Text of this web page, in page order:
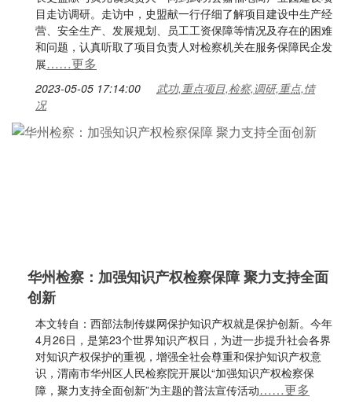
目走访调研。走访中，史盟献一行仔细了解项目建设中生产经
营、安全生产、发展规划、员工工资保障等情况及存在的困难
和问题，认真听取了项目负责人对检察机关在服务保障民企发
展……更多
2023-05-05 17:14:00
武功,重点项目,检察,调研,重点,情
况
华州检察：加强知识产权检察保障 聚力支持全面
创新
本文转自：西部法制传媒网保护知识产权就是保护创新。今年
4月26日，是第23个世界知识产权日，为进一步提升社会各界
对知识产权保护的重视，增强全社会尊重和保护知识产权意
识，渭南市华州区人民检察院开展以“加强知识产权检察保
障，聚力支持全面创新”为主题的普法宣传活动……更多